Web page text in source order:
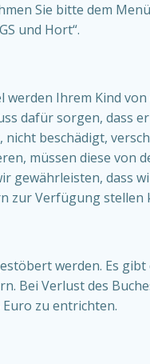
Sie bitte dem
und Hort“.
Ihrem Kind von
dafür sorgen, dass
beschädigt,
müssen diese von
gewährleisten, dass
zur Verfügung stellen
werden. Es
Bei Verlust des
zu entrichten.